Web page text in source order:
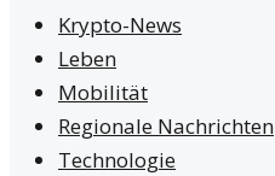
Krypto-News
Leben
Mobilität
Regionale Nachrichten
Technologie